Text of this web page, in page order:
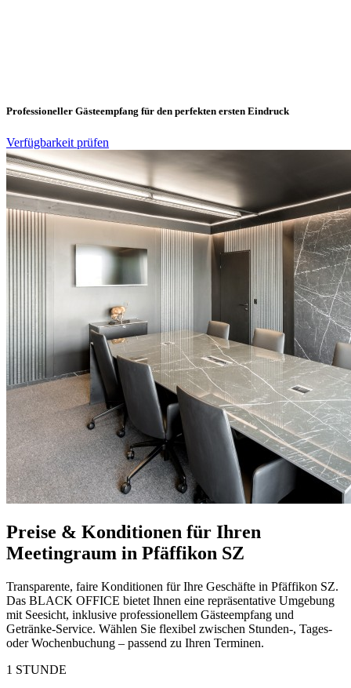
Professioneller Gästeempfang für den perfekten ersten Eindruck
Verfügbarkeit prüfen
Preise & Konditionen für Ihren
Meetingraum in Pfäffikon SZ
Transparente, faire Konditionen für Ihre Geschäfte in Pfäffikon SZ.
Das BLACK OFFICE bietet Ihnen eine repräsentative Umgebung
mit Seesicht, inklusive professionellem Gästeempfang und
Getränke-Service. Wählen Sie flexibel zwischen Stunden-, Tages-
oder Wochenbuchung – passend zu Ihren Terminen.
1 STUNDE